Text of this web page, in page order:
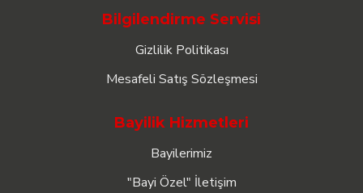
Bilgilendirme Servisi
Gizlilik Politikası
Mesafeli Satış Sözleşmesi
Bayilik Hizmetleri
Bayilerimiz
"Bayi Özel" İletişim